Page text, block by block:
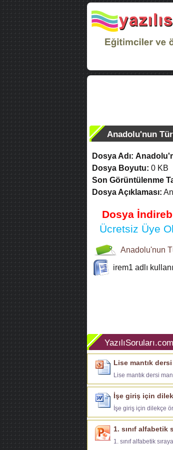
Anadolu'nun
Dosya Adı:
Dosya Boyutu: 0 KB
Son Görüntülenme
Dosya Açıklaması:
Dosya
Ücretsiz Üye
Anadolu'nun
irem1 adlı
Lise mantık
Lise mantık dersi
İşe giriş için
İşe giriş için dilekçe
1. sınıf alfabetik
1. sınıf alfabetik